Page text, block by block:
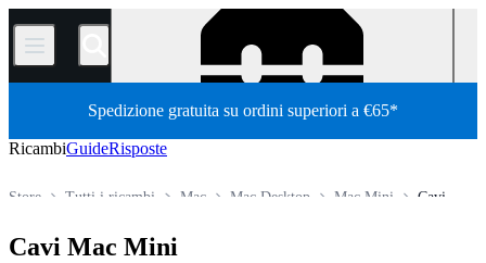
/
Spedizione gratuita su ordini superiori a €65*
RicambiGuideRisposte
Cavi
Mac Mini
Mac Desktop
Mac
Tutti i ricambi
Store
Cavi Mac Mini